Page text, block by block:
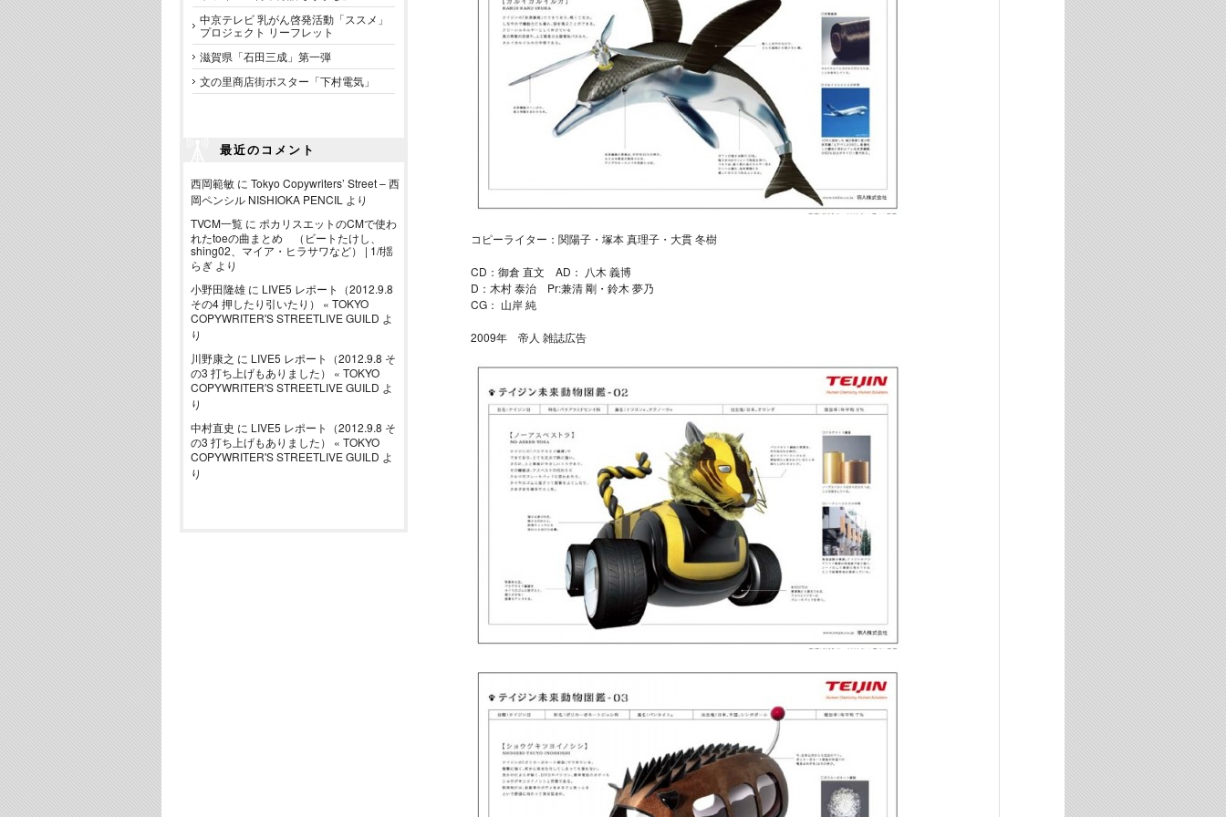
中京テレビ 乳がん啓発活動「ススメ」
プロジェクト リーフレット
滋賀県「石田三成」第一弾
文の里商店街ポスター「下村電気」
最近のコメント
西岡範敏 に Tokyo Copywriters’ Street – 西
岡ペンシル NISHIOKA PENCIL より
TVCM一覧 に ポカリスエットのCMで使わ
れたtoeの曲まとめ （ビートたけし、
shing02、マイア・ヒラサワなど） | 1/f揺
らぎ より
小野田隆雄 に LIVE5 レポート（2012.9.8
その4 押したり引いたり） « TOKYO
COPYWRITER'S STREETLIVE GUILD よ
り
川野康之 に LIVE5 レポート（2012.9.8 そ
の3 打ち上げもありました） « TOKYO
COPYWRITER'S STREETLIVE GUILD よ
り
中村直史 に LIVE5 レポート（2012.9.8 そ
の3 打ち上げもありました） « TOKYO
COPYWRITER'S STREETLIVE GUILD よ
り
コピーライター：関陽子・塚本 真理子・大貫 冬樹
CD：御倉 直文 AD： 八木 義博
D：木村 泰治 Pr:兼清 剛・鈴木 夢乃
CG： 山岸 純
2009年 帝人 雑誌広告